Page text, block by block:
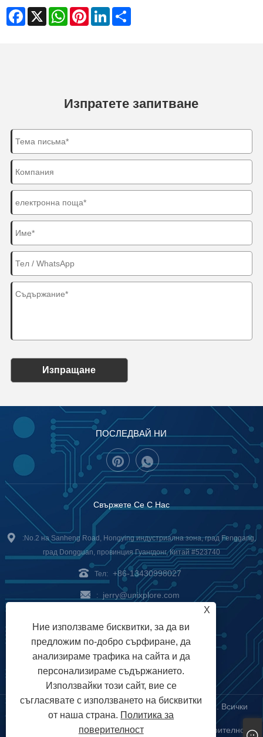
Facebook
X WhatsAppPinterestLinkedInShare
Изпратете запитване
Изпращане
ПОСЛЕДВАЙ НИ
Свържете Се С Нас
:No.2 на Sanheng Road, Hongying индустриална зона, град Fenggang,
град Dongguan, провинция Гуангдонг, Китай #523740
Тел: +86-13430998027
: jerry@unixplore.com
Delivery Service
Payment
Options
Авторско право © 2023 Unixplore Electronics Co., Ltd. Всички
права запазени
| RSS | XML | Политика за поверителност
X
Ние използваме бисквитки, за да ви
предложим по-добро сърфиране, да
анализираме трафика на сайта и да
персонализираме съдържанието.
Използвайки този сайт, вие се
съгласявате с използването на бисквитки
от наша страна. Политика за
поверителност